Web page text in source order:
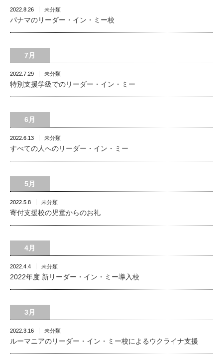
2022.8.26 未分類
パナマのリーダー・イン・ミー校
7月
2022.7.29 未分類
特別支援学級でのリーダー・イン・ミー
6月
2022.6.13 未分類
すべての人へのリーダー・イン・ミー
5月
2022.5.8 未分類
寄付支援校の児童からのお礼
4月
2022.4.4 未分類
2022年度 新リーダー・イン・ミー導入校
3月
2022.3.16 未分類
ルーマニアのリーダー・イン・ミー校によるウクライナ支援